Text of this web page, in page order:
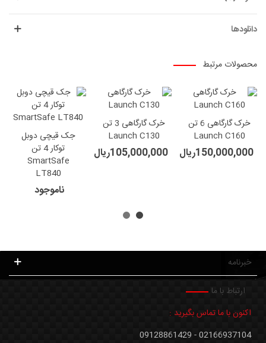
دانلودها
محصولات مرتبط
خرک گارگاهی 6 تن
Launch C160
150,000,000ریال
خرک گارگاهی 3 تن
Launch C130
105,000,000ریال
جک قیچی دوبل
توکار 4 تن
SmartSafe
LT840
ناموجود
خبرنامه
ارتباط با ما
اکنون با ما تماس بگیرید :
02166937104 - 09128861429